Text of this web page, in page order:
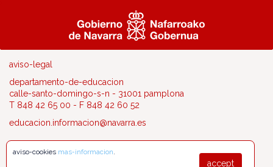
aviso-legal
departamento-de-educacion
calle-santo-domingo-s-n - 31001 pamplona
T 848 42 65 00 - F 848 42 60 52
educacion.informacion@navarra.es
accept
aviso-cookies mas-informacion.